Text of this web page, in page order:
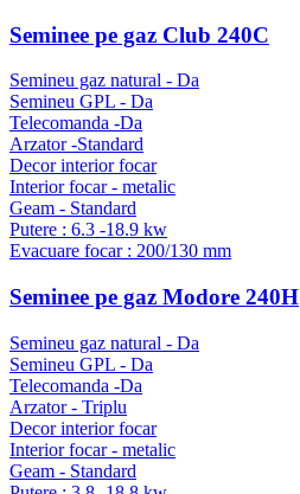
Seminee pe gaz Club 240C
Semineu gaz natural - Da
Semineu GPL - Da
Telecomanda -Da
Arzator -Standard
Decor interior focar
Interior focar - metalic
Geam - Standard
Putere : 6.3 -18.9 kw
Evacuare focar : 200/130 mm
Seminee pe gaz Modore 240H
Semineu gaz natural - Da
Semineu GPL - Da
Telecomanda -Da
Arzator - Triplu
Decor interior focar
Interior focar - metalic
Geam - Standard